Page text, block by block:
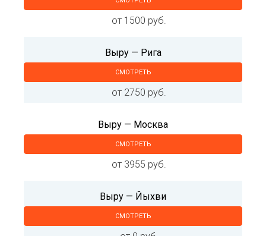
от 1500 руб.
Выру — Рига
СМОТРЕТЬ
от 2750 руб.
Выру — Москва
СМОТРЕТЬ
от 3955 руб.
Выру — Йыхви
СМОТРЕТЬ